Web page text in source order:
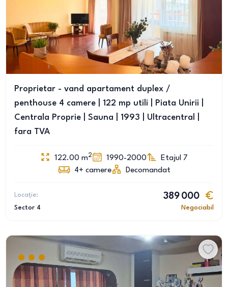
Proprietar - vand apartament duplex /
penthouse 4 camere | 122 mp utili | Piata Unirii |
Centrala Proprie | Sauna | 1993 | Ultracentral |
fara TVA
122.00 m2 1990-2000
Etajul 7
4+ camere Decomandat
Locație:
Sector 4
389 000
Negociabil